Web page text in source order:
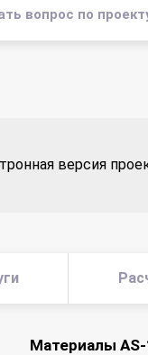
вопрос по
версия
Материалы AS-